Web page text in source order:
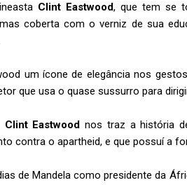
Clint Eastwood, que tem se
coberta com o verniz de sua
um ícone de elegância nos
que usa o quase sussurro para
Clint Eastwood nos traz a história
contra o apartheid, e que possuí a
de Mandela como presidente da